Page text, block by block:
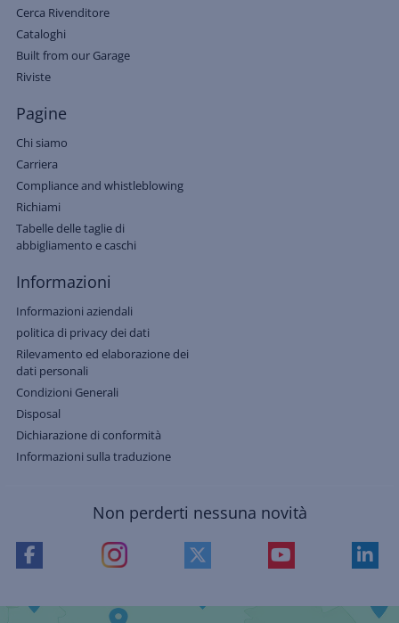
Cerca Rivenditore
Cataloghi
Built from our Garage
Riviste
Pagine
Chi siamo
Carriera
Compliance and whistleblowing
Richiami
Tabelle delle taglie di
abbigliamento e caschi
Informazioni
Informazioni aziendali
politica di privacy dei dati
Rilevamento ed elaborazione dei
dati personali
Condizioni Generali
Disposal
Dichiarazione di conformità
Informazioni sulla traduzione
Non perderti nessuna novità